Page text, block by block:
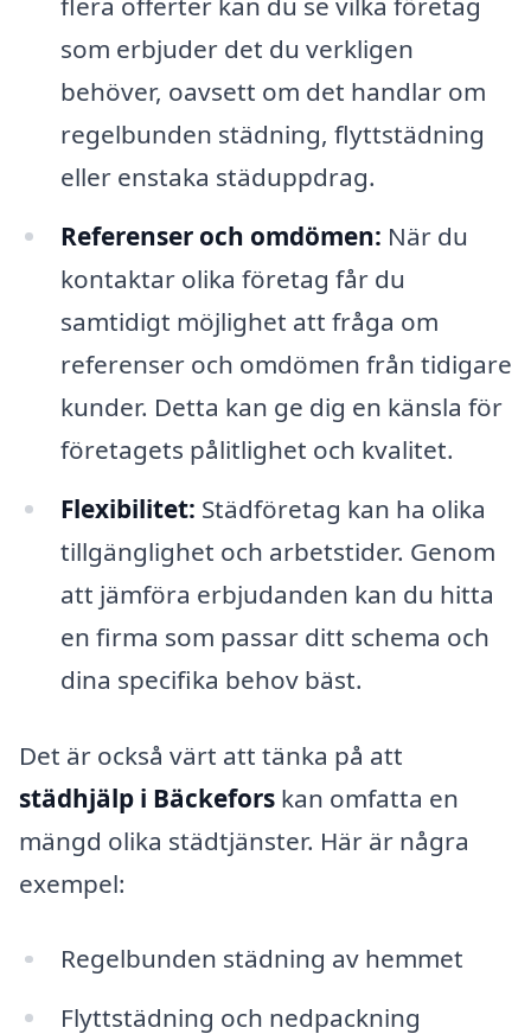
som erbjuder det du verkligen
behöver, oavsett om det handlar om
regelbunden städning, flyttstädning
eller enstaka städuppdrag.
Referenser och omdömen: När du
kontaktar olika företag får du
samtidigt möjlighet att fråga om
referenser och omdömen från tidigare
kunder. Detta kan ge dig en känsla för
företagets pålitlighet och kvalitet.
Flexibilitet: Städföretag kan ha olika
tillgänglighet och arbetstider. Genom
att jämföra erbjudanden kan du hitta
en firma som passar ditt schema och
dina specifika behov bäst.
Det är också värt att tänka på att
städhjälp i Bäckefors kan omfatta en
mängd olika städtjänster. Här är några
exempel:
Regelbunden städning av hemmet
Flyttstädning och nedpackning